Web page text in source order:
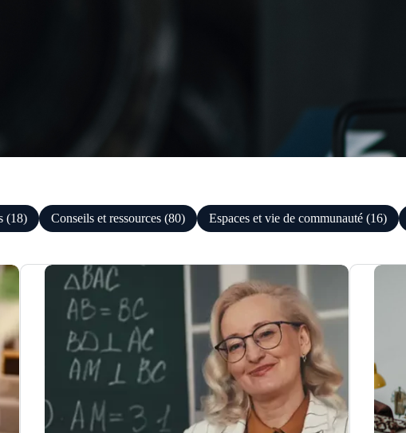
(18) Conseils et ressources (80) Espaces et vie de communauté (16)